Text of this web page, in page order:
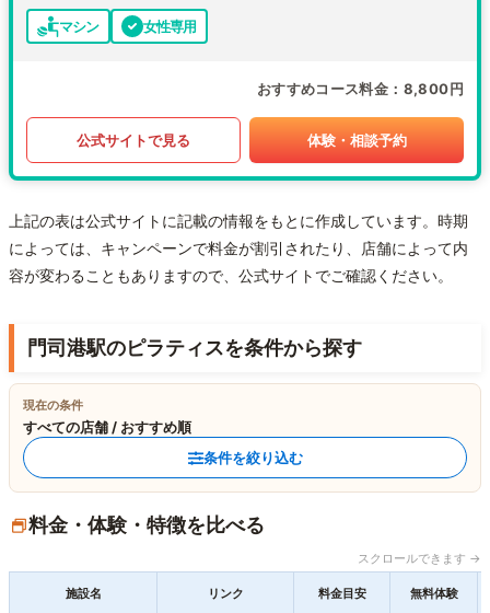
マシン 女性専用
おすすめコース料金 8,800円
公式サイトで見る 体験・相談予約
上記の表は公式サイトに記載の情報をもとに作成しています。時期
によっては、キャンペーンで料金が割引されたり、店舗によって内
容が変わることもありますので、公式サイトでご確認ください。
門司港駅のピラティスを条件から探す
現在の条件
すべての店舗 / おすすめ順
条件を絞り込む
料金・体験・特徴を比べる
スクロールできます →
施設名 リンク 料金目安 無料体験